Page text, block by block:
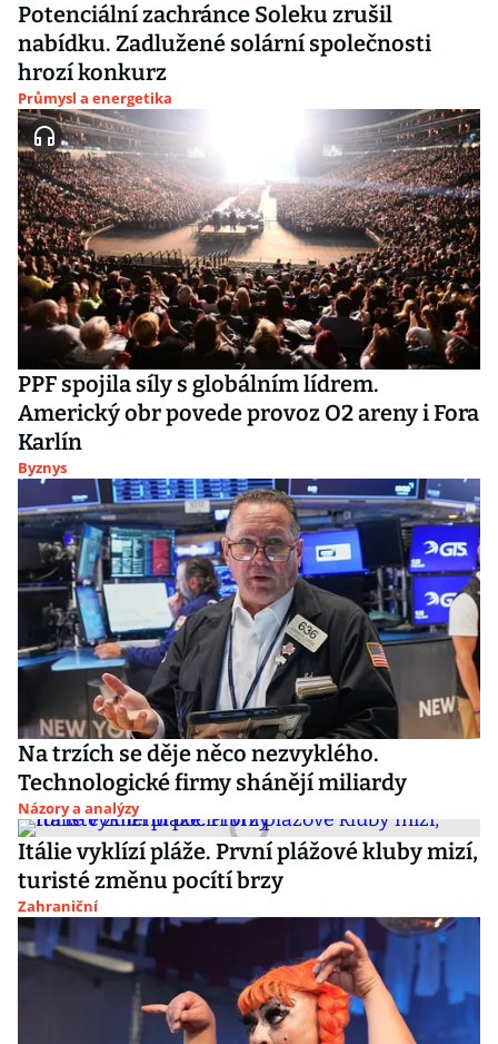
Potenciální zachránce Soleku zrušil
nabídku. Zadlužené solární společnosti
hrozí konkurz
Průmysl a energetika
PPF spojila síly s globálním lídrem.
Americký obr povede provoz O2 areny i Fora
Karlín
Byznys
Na trzích se děje něco nezvyklého.
Technologické firmy shánějí miliardy
Názory a analýzy
Itálie vyklízí pláže. První plážové kluby mizí,
turisté změnu pocítí brzy
Zahraniční